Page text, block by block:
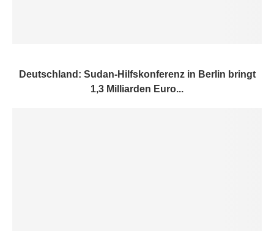
Deutschland: Sudan-Hilfskonferenz in Berlin bringt
1,3 Milliarden Euro...